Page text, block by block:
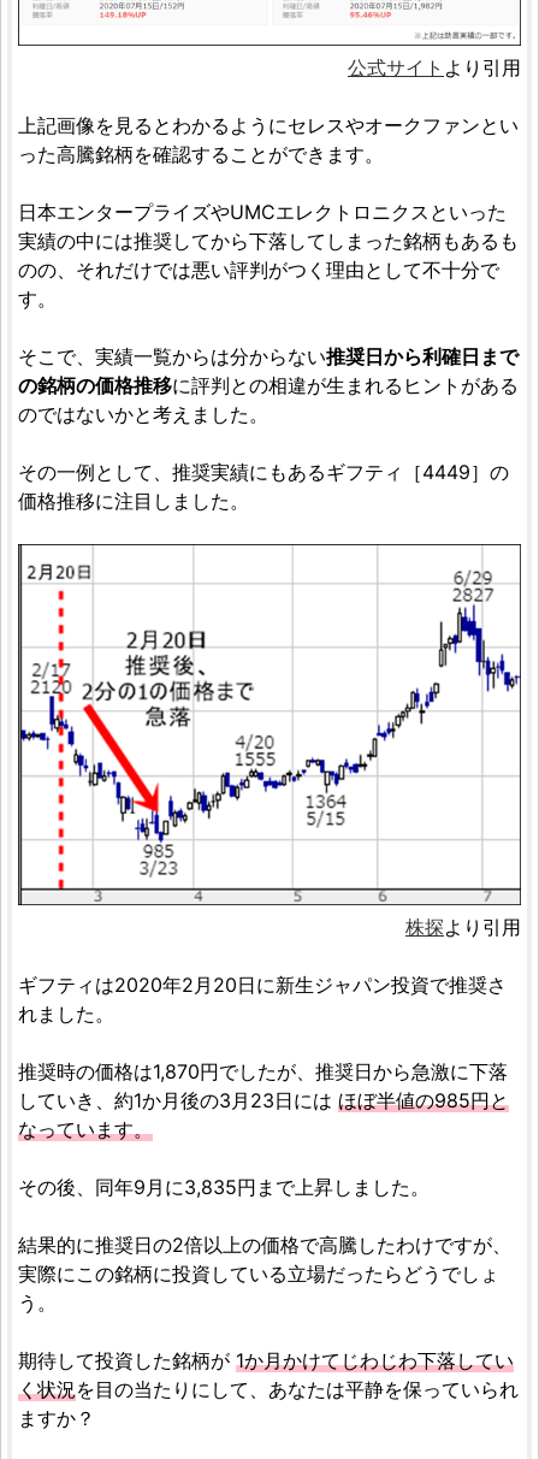
公式サイト より引用
上記画像を見るとわかるようにセレスやオークファンとい
った高騰銘柄を確認することができます。
日本エンタープライズやUMCエレクトロニクスといった
実績の中には推奨してから下落してしまった銘柄もあるも
のの、それだけでは悪い評判がつく理由として不十分で
す。
そこで、実績一覧からは分からない推奨日から利確日まで
の銘柄の価格推移に評判との相違が生まれるヒントがある
のではないかと考えました。
その一例として、推奨実績にもあるギフティ［4449］の
価格推移に注目しました。
株探より引用
ギフティは2020年2月20日に新生ジャパン投資で推奨さ
れました。
推奨時の価格は1,870円でしたが、推奨日から急激に下落
していき、約1か月後の3月23日には ほぼ半値の985円と
なっています。
その後、同年9月に3,835円まで上昇しました。
結果的に推奨日の2倍以上の価格で高騰したわけですが、
実際にこの銘柄に投資している立場だったらどうでしょ
う。
期待して投資した銘柄が 1か月かけてじわじわ下落してい
く状況を目の当たりにして、あなたは平静を保っていられ
ますか？